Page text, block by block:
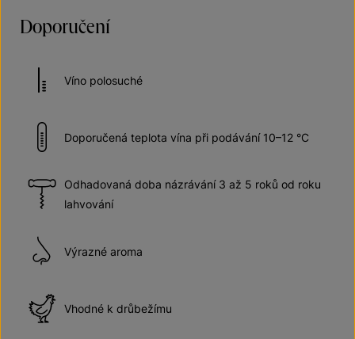
Doporučení
Víno polosuché
Doporučená teplota vína při podávání 10–12 °C
Odhadovaná doba názrávání 3 až 5 roků od roku
lahvování
Výrazné aroma
Vhodné k drůbežímu